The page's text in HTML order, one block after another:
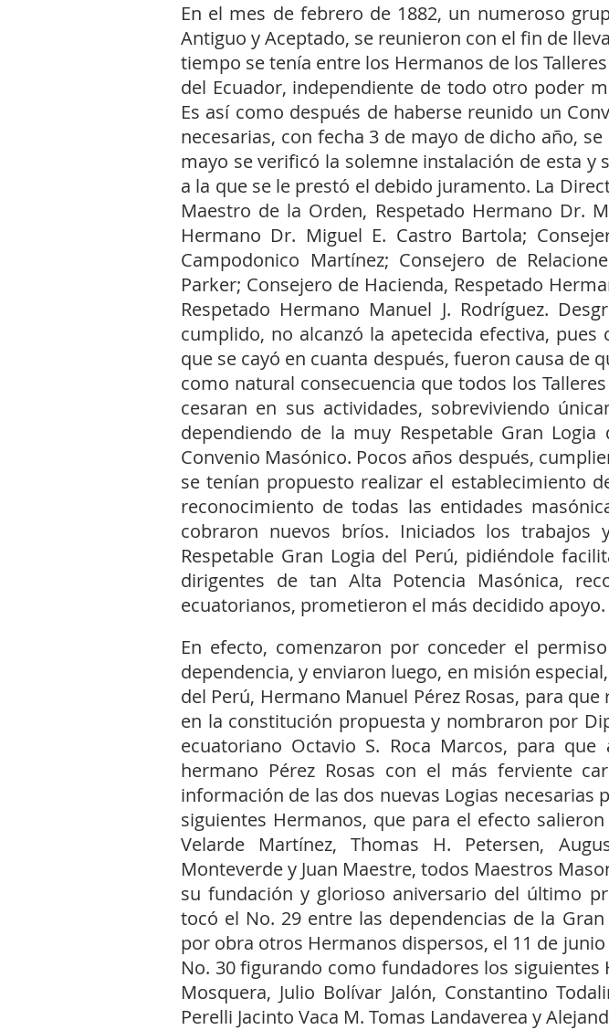
En el mes de febrero de 1882, un numeroso
Antiguo y Aceptado, se reunieron con el fin de
tiempo se tenía entre los Hermanos de los
del Ecuador, independiente de todo otro poder
Es así como después de haberse reunido un
necesarias, con fecha 3 de mayo de dicho año,
mayo se verificó la solemne instalación de esta
a la que se le prestó el debido juramento. La
Maestro de la Orden, Respetado Hermano Dr.
Hermano Dr. Miguel E. Castro Bartola;
Campodonico Martínez; Consejero de
Parker; Consejero de Hacienda, Respetado
Respetado Hermano Manuel J. Rodríguez.
cumplido, no alcanzó la apetecida efectiva,
que se cayó en cuanta después, fueron causa de
como natural consecuencia que todos los
cesaran en sus actividades, sobreviviendo
dependiendo de la muy Respetable Gran
Convenio Masónico. Pocos años después,
se tenían propuesto realizar el establecimiento
reconocimiento de todas las entidades
cobraron nuevos bríos. Iniciados los
Respetable Gran Logia del Perú, pidiéndole
dirigentes de tan Alta Potencia Masónica,
ecuatorianos, prometieron el más decidido apoyo.
En efecto, comenzaron por conceder el
dependencia, y enviaron luego, en misión
del Perú, Hermano Manuel Pérez Rosas, para
en la constitución propuesta y nombraron por
ecuatoriano Octavio S. Roca Marcos, para
hermano Pérez Rosas con el más ferviente
información de las dos nuevas Logias
siguientes Hermanos, que para el efecto
Velarde Martínez, Thomas H. Petersen,
Monteverde y Juan Maestre, todos Maestros
su fundación y glorioso aniversario del último
tocó el No. 29 entre las dependencias de la
por obra otros Hermanos dispersos, el 11 de
No. 30 figurando como fundadores los siguientes
Mosquera, Julio Bolívar Jalón, Constantino
Perelli Jacinto Vaca M. Tomas Landaverea y